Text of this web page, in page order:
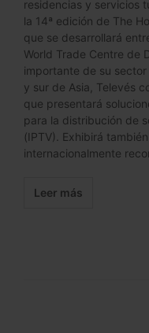
residencias y servicios
la 14ª edición de The
que se desarrollará
World Trade Centre de
importante de su
y sur de Asia, Televés
que presentará
para la distribución de
(IPTV). Exhibirá
internacionalmente
Leer más